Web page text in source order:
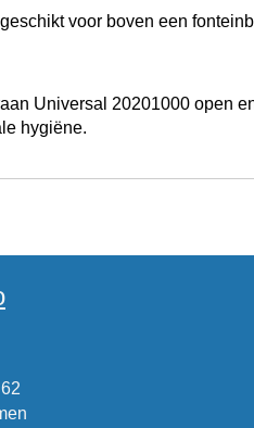
voor boven een
Universal 20201000 open
hygiëne.